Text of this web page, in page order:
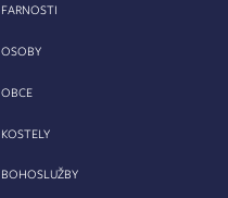
FARNOSTI
OSOBY
OBCE
KOSTELY
BOHOSLUŽBY